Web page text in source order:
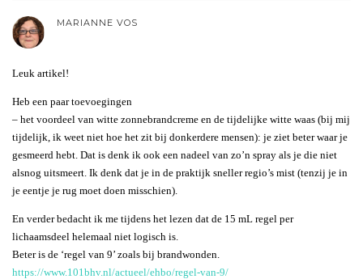
MARIANNE VOS
Leuk artikel!
Heb een paar toevoegingen
– het voordeel van witte zonnebrandcreme en de tijdelijke witte waas (bij mij
tijdelijk, ik weet niet hoe het zit bij donkerdere mensen): je ziet beter waar je
gesmeerd hebt. Dat is denk ik ook een nadeel van zo’n spray als je die niet
alsnog uitsmeert. Ik denk dat je in de praktijk sneller regio’s mist (tenzij je in
je eentje je rug moet doen misschien).
En verder bedacht ik me tijdens het lezen dat de 15 mL regel per
lichaamsdeel helemaal niet logisch is.
Beter is de ‘regel van 9’ zoals bij brandwonden.
https://www.101bhv.nl/actueel/ehbo/regel-van-9/